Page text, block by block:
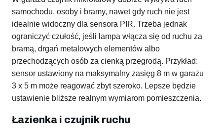
samochodu, osoby i bramy, nawet gdy ruch nie jest
idealnie widoczny dla sensora PIR. Trzeba jednak
ograniczyć czułość, jeśli lampa włącza się od ruchu za
bramą, drgań metalowych elementów albo
przechodzących osób za cienką przegrodą. Przykład:
sensor ustawiony na maksymalny zasięg 8 m w garażu
3 x 5 m może reagować zbyt szeroko. Lepsze będzie
ustawienie bliższe realnym wymiarom pomieszczenia.
Łazienka i czujnik ruchu